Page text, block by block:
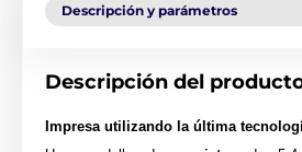
Descripción y parámetros
Descripción del
Impresa utilizando la última